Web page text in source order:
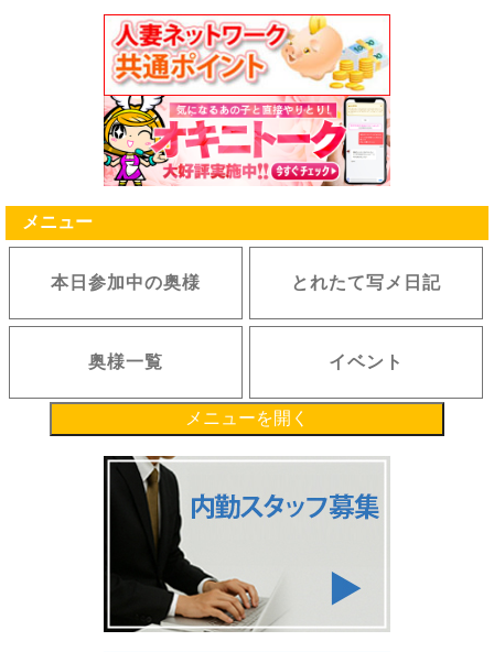
メニュー
本日参加中の奥様 とれたて写メ日記
奥様一覧 イベント
メニューを開く